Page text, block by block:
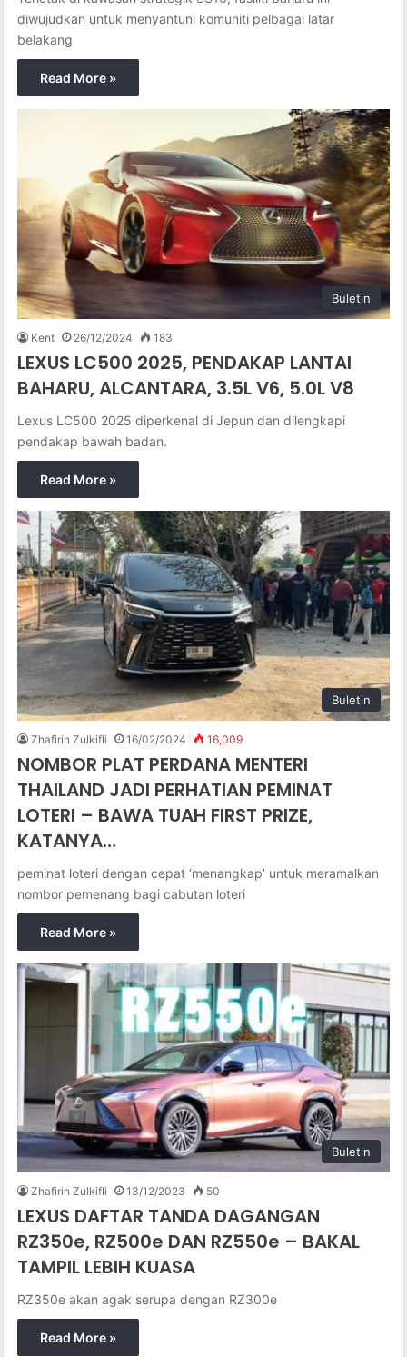
diwujudkan untuk menyantuni komuniti pelbagai latar
belakang
Read More »
Buletin
Kent 26/12/2024 183
LEXUS LC500 2025, PENDAKAP LANTAI
BAHARU, ALCANTARA, 3.5L V6, 5.0L V8
Lexus LC500 2025 diperkenal di Jepun dan dilengkapi
pendakap bawah badan.
Read More »
Buletin
Zhafirin Zulkifli 16/02/2024 16,009
NOMBOR PLAT PERDANA MENTERI
THAILAND JADI PERHATIAN PEMINAT
LOTERI – BAWA TUAH FIRST PRIZE,
KATANYA…
peminat loteri dengan cepat ‘menangkap’ untuk meramalkan
nombor pemenang bagi cabutan loteri
Read More »
Buletin
Zhafirin Zulkifli 13/12/2023 50
LEXUS DAFTAR TANDA DAGANGAN
RZ350e, RZ500e DAN RZ550e – BAKAL
TAMPIL LEBIH KUASA
RZ350e akan agak serupa dengan RZ300e
Read More »